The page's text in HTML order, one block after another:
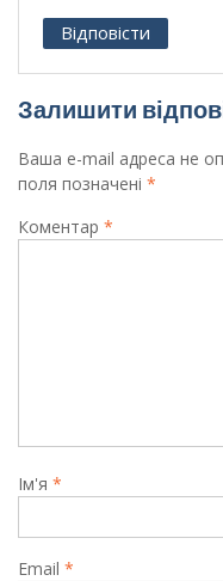
Відповісти
Залишити
Ваша e-mail адреса не
поля позначені *
Коментар *
Ім'я *
Email *